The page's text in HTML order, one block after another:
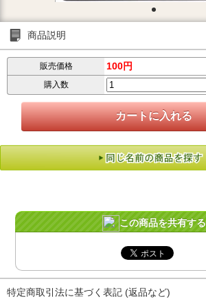
商品説明
販売価格 100円
購入数
この商品を共有する
特定商取引法に基づく表記 (返品など)